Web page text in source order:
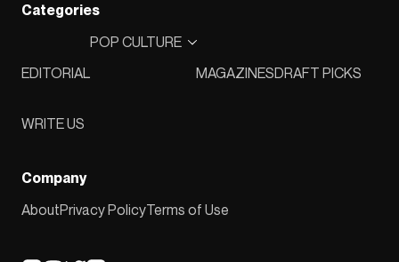
Categories
EDITORIAL
POP CULTURE
MAGAZINESDRAFT PICKS
WRITE US
Company
AboutPrivacy PolicyTerms of Use